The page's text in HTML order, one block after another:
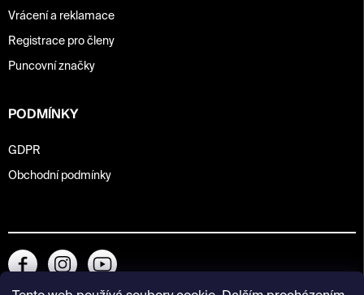
Vrácení a reklamace
Registrace pro členy
Puncovní značky
PODMÍNKY
GDPR
Obchodní podmínky